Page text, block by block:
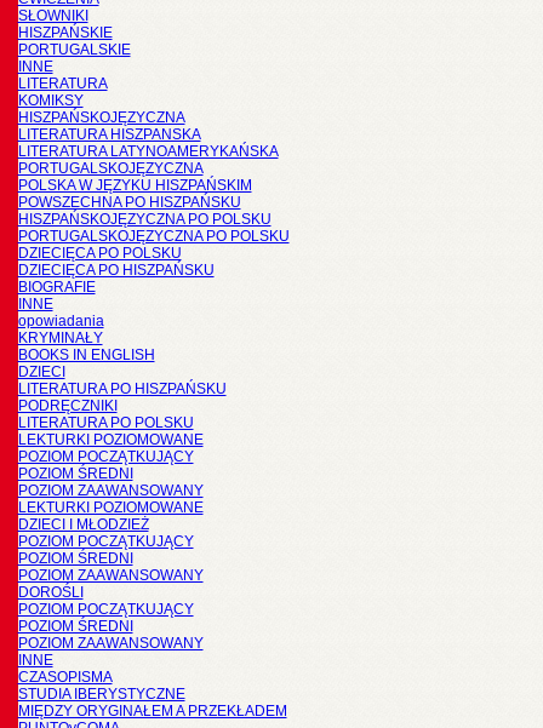
SŁOWNIKI
HISZPAŃSKIE
PORTUGALSKIE
INNE
LITERATURA
KOMIKSY
HISZPAŃSKOJĘZYCZNA
LITERATURA HISZPANSKA
LITERATURA LATYNOAMERYKAŃSKA
PORTUGALSKOJĘZYCZNA
POLSKA W JĘZYKU HISZPAŃSKIM
POWSZECHNA PO HISZPAŃSKU
HISZPAŃSKOJĘZYCZNA PO POLSKU
PORTUGALSKOJĘZYCZNA PO POLSKU
DZIECIĘCA PO POLSKU
DZIECIĘCA PO HISZPAŃSKU
BIOGRAFIE
INNE
opowiadania
KRYMINAŁY
BOOKS IN ENGLISH
DZIECI
LITERATURA PO HISZPAŃSKU
PODRĘCZNIKI
LITERATURA PO POLSKU
LEKTURKI POZIOMOWANE
POZIOM POCZĄTKUJĄCY
POZIOM ŚREDNI
POZIOM ZAAWANSOWANY
LEKTURKI POZIOMOWANE
DZIECI I MŁODZIEŻ
POZIOM POCZĄTKUJĄCY
POZIOM ŚREDNI
POZIOM ZAAWANSOWANY
DOROŚLI
POZIOM POCZĄTKUJĄCY
POZIOM ŚREDNI
POZIOM ZAAWANSOWANY
INNE
CZASOPISMA
STUDIA IBERYSTYCZNE
MIĘDZY ORYGINAŁEM A PRZEKŁADEM